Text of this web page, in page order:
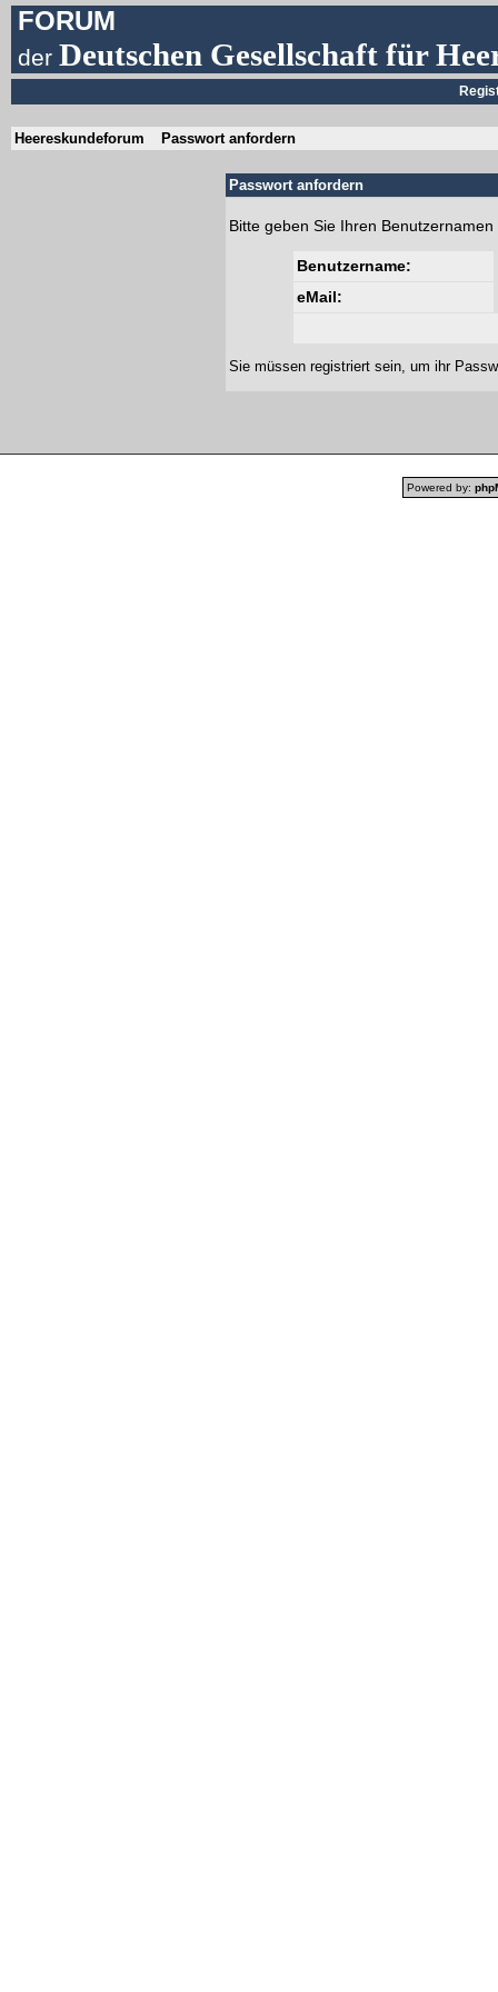
FORUM
derDeutschen Gesellschaft für
Heereskundeforum Passwort anfordern
Passwort anfordern
Bitte geben Sie Ihren
Benutzername:
eMail:
Sie müssenregistriert sein, um ihr
Powered by: